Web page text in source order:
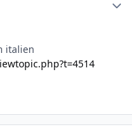
italien